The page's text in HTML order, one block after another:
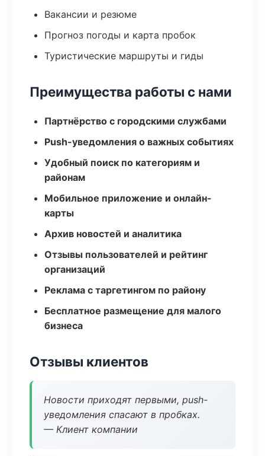
Вакансии и резюме
Прогноз погоды и карта пробок
Туристические маршруты и гиды
Преимущества работы с нами
Партнёрство с городскими службами
Push-уведомления о важных событиях
Удобный поиск по категориям и
районам
Мобильное приложение и онлайн-
карты
Архив новостей и аналитика
Отзывы пользователей и рейтинг
организаций
Реклама с таргетингом по району
Бесплатное размещение для малого
бизнеса
Отзывы клиентов
Новости приходят первыми, push-
уведомления спасают в пробках.
— Клиент компании